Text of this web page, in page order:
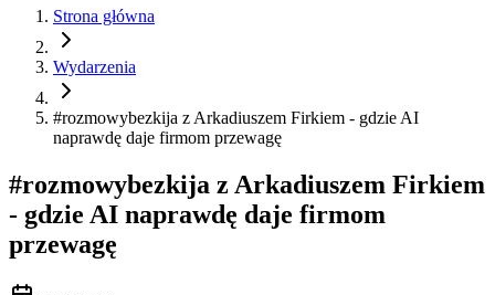
Strona główna
Wydarzenia
#rozmowybezkija z Arkadiuszem Firkiem - gdzie AI
naprawdę daje firmom przewagę
#rozmowybezkija z Arkadiuszem Firkiem
- gdzie AI naprawdę daje firmom
przewagę